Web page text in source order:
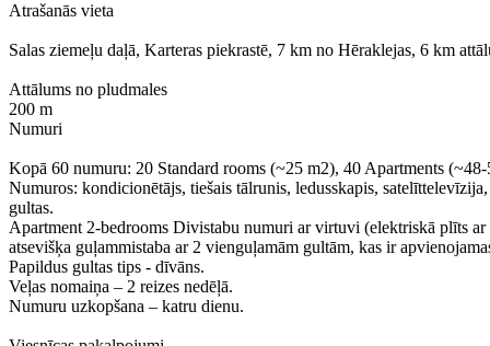
Atrašanās vieta
Salas ziemeļu daļā, Karteras piekrastē, 7 km no Hēraklejas, 6 km
Attālums no pludmales
200 m
Numuri
Kopā 60 numuru: 20 Standard rooms (~25 m2), 40 Apartments
Numuros: kondicionētājs, tiešais tālrunis, ledusskapis,
gultas.
Apartment 2-bedrooms Divistabu numuri ar virtuvi (elektriskā plīts
atsevišķa guļammistaba ar 2 vienguļamām gultām, kas ir
Papildus gultas tips - dīvāns.
Veļas nomaiņa – 2 reizes nedēļā.
Numuru uzkopšana – katru dienu.